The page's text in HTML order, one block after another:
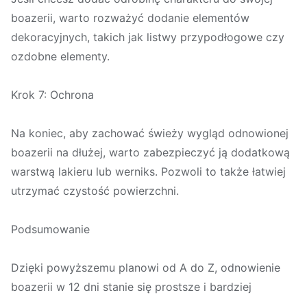
boazerii, warto rozważyć dodanie elementów
dekoracyjnych, takich jak listwy przypodłogowe czy
ozdobne elementy.
Krok 7: Ochrona
Na koniec, aby zachować świeży wygląd odnowionej
boazerii na dłużej, warto zabezpieczyć ją dodatkową
warstwą lakieru lub werniks. Pozwoli to także łatwiej
utrzymać czystość powierzchni.
Podsumowanie
Dzięki powyższemu planowi od A do Z, odnowienie
boazerii w 12 dni stanie się prostsze i bardziej